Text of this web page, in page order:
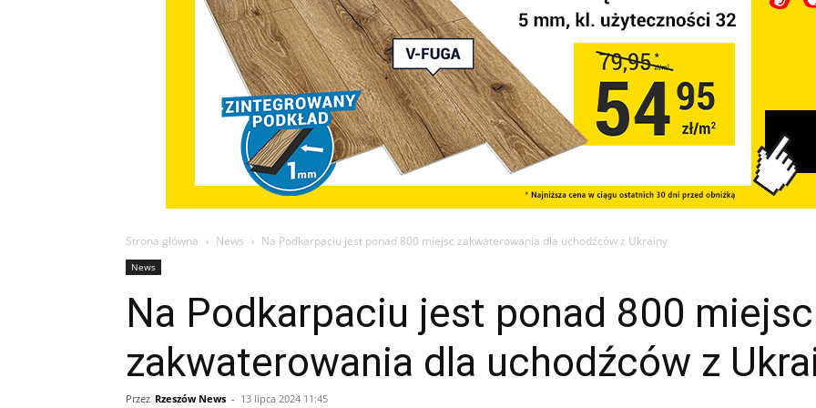
Strona główna News Na Podkarpaciu jest ponad 800 miejsc zakwaterowania dla uchodźców z Ukrainy
News
Na Podkarpaciu jest ponad 800 miejsc
zakwaterowania dla uchodźców z
Przez Rzeszów News - 13 lipca 2024 11:45